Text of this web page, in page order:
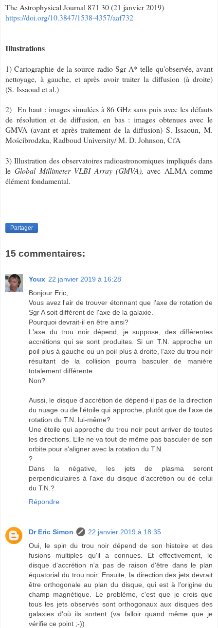
The Astrophysical Journal 871 30 (21 janvier 2019)
https://doi.org/10.3847/1538-4357/aaf732
Illustrations
1) Cartographie de la source radio Sgr A* telle qu'observée, avant
nettoyage, à gauche, et après avoir traiter la diffusion (à droite)
(S. Issaoud et al.)
2) En haut : images simulées à 86 GHz sans puis avec les défauts
de résolution et de diffusion, en bas : images obtenues avec le
GMVA (avant et après traitement de la diffusion) S. Issaoun, M.
Mościbrodzka, Radboud University/ M. D. Johnson, CfA
3) Illustration des observatoires radioastronomiques impliqués dans
leGlobal Millimeter VLBI Array (GMVA),avec ALMA comme
élément fondamental.
Partager
15 commentaires:
Youx 22 janvier 2019 à 16:28
Bonjour Eric,
Vous avez l'air de trouver étonnant que l'axe de rotation de
Sgr A soit différent de l'axe de la galaxie.
Pourquoi devrait-il en être ainsi?
L'axe du trou noir dépend, je suppose, des différentes
accrétions qui se sont produites. Si un T.N. approche un
poil plus à gauche ou un poil plus à droite, l'axe du trou noir
résultant de la collision pourra basculer de manière
totalement différente.
Non?
Aussi, le disque d'accrétion de dépend-il pas de la direction
du nuage ou de l'étoile qui approche, plutôt que de l'axe de
rotation du T.N. lui-même?
Une étoile qui approche du trou noir peut arriver de toutes
les directions. Elle ne va tout de même pas basculer de son
orbite pour s'aligner avec la rotation du T.N.
?
Dans la négative, les jets de plasma seront
perpendiculaires à l'axe du disque d'accrétion ou de celui
du T.N.?
Répondre
Dr Eric Simon
22 janvier 2019 à 18:35
Oui, le spin du trou noir dépend de son histoire et des
fusions multiples qu'il a connues. Et effectivement, le
disque d'accrétion n'a pas de raison d'être dans le plan
équatorial du trou noir. Ensuite, la direction des jets devrait
être orthogonale au plan du disque, qui est à l'origine du
champ magnétique. Le problème, c'est que je crois que
tous les jets observés sont orthogonaux aux disques des
galaxies d'où ils sortent (va falloir quand même que je
vérifie ce point ;-))